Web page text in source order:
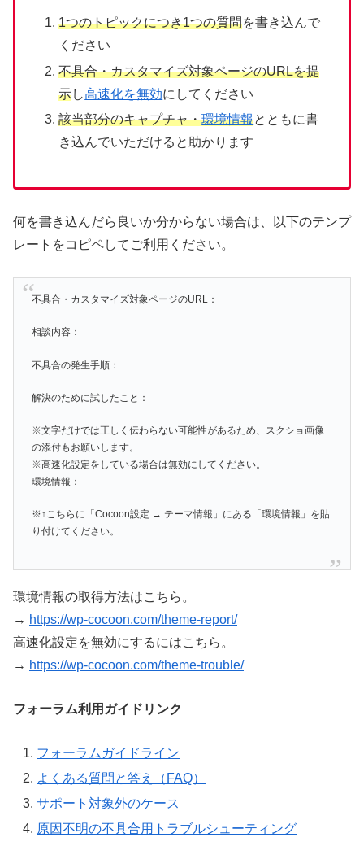
1つのトピックにつき1つの質問を書き込んで
ください
不具合・カスタマイズ対象ページのURLを提
示し高速化を無効にしてください
該当部分のキャプチャ・環境情報とともに書
き込んでいただけると助かります
何を書き込んだら良いか分からない場合は、以下のテンプ
レートをコピペしてご利用ください。
不具合・カスタマイズ対象ページのURL：
相談内容：
不具合の発生手順：
解決のために試したこと：
※文字だけでは正しく伝わらない可能性があるため、スクショ画像
の添付もお願いします。
※高速化設定をしている場合は無効にしてください。
環境情報：
※↑こちらに「Cocoon設定 → テーマ情報」にある「環境情報」を貼
り付けてください。
環境情報の取得方法はこちら。
→ https://wp-cocoon.com/theme-report/
高速化設定を無効にするにはこちら。
→ https://wp-cocoon.com/theme-trouble/
フォーラム利用ガイドリンク
フォーラムガイドライン
よくある質問と答え（FAQ）
サポート対象外のケース
原因不明の不具合用トラブルシューティング